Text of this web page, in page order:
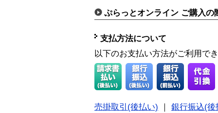
ぷらっとオンライン ご購入の
支払方法について
以下のお支払い方法がご利用で
売掛取引(後払い)
銀行振込(後